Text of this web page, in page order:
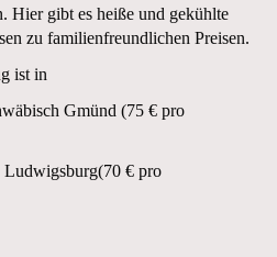
Hier gibt es heiße und gekühlte
zu familienfreundlichen Preisen.
ist in
Gmünd (75 € pro
€ pro